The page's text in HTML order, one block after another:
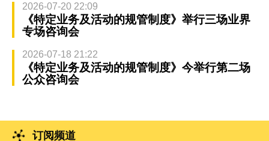
2026-07-20 22:09
《特定业务及活动的规管制度》举行三场业界
专场咨询会
2026-07-18 21:22
《特定业务及活动的规管制度》今举行第二场
公众咨询会
订阅频道